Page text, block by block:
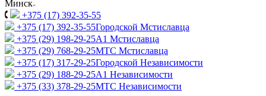
Минск
+375 (17) 392-35-55
+375 (17) 392-35-55Городской Мстиславца
+375 (29) 198-29-25A1 Мстиславца
+375 (29) 768-29-25МТС Мстиславца
+375 (17) 317-29-25Городской Независимости
+375 (29) 188-29-25A1 Независимости
+375 (33) 378-29-25МТС Независимости